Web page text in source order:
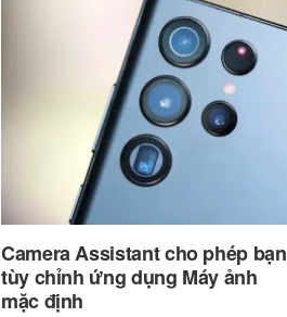
Camera Assistant cho phép bạn
tùy chỉnh ứng dụng Máy ảnh
mặc định